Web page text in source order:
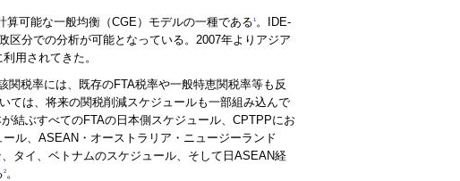
算可能な一般均衡（CGE）モデルの一種である1 。IDE-
区分での分析が可能となっている。2007年よりアジア
用されてきた。
関税率には、既存のFTA税率や一般特恵関税率等も反
ては、将来の関税削減スケジュールも一部組み込んで
結ぶすべてのFTAの日本側スケジュール、CPTPPにお
ル、ASEAN・オーストラリア・ニュージーランド
タイ、ベトナムのスケジュール、そして日ASEAN経
2。